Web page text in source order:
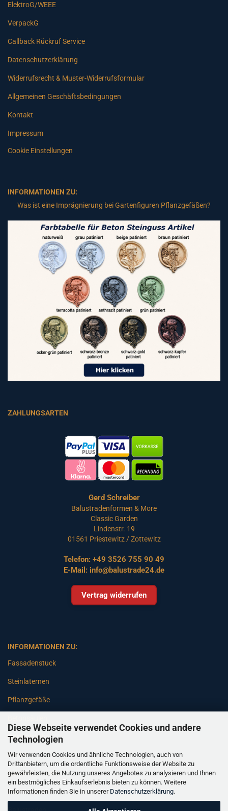
Diese Webseite verwendet Cookies und andere
Technologien
Wir verwenden Cookies und ähnliche Technologien, auch von
Drittanbietern, um die ordentliche Funktionsweise der Website zu
gewährleisten, die Nutzung unseres Angebotes zu analysieren und Ihnen
ein bestmögliches Einkaufserlebnis bieten zu können. Weitere
Informationen finden Sie in unserer Datenschutzerklärung.
ElektroG/WEEE
VerpackG
Callback Rückruf Service
Datenschutzerklärung
Widerrufsrecht & Muster-Widerrufsformular
Allgemeinen Geschäftsbedingungen
Kontakt
Impressum
Cookie Einstellungen
INFORMATIONEN ZU:
Was ist eine Imprägnierung bei Gartenfiguren Pflanzgefäßen?
ZAHLUNGSARTEN
Gerd Schreiber
Balustradenformen & More
Classic Garden
Lindenstr. 19
01561 Priestewitz / Zottewitz
Telefon: +49 3526 755 90 49
E-Mail: info@balustrade24.de
Vertrag widerrufen
INFORMATIONEN ZU:
Fassadenstuck
Steinlaternen
Pflanzgefäße
Gartenbänke
Pfeiler
Gartenbrunnen
Gartenfiguren